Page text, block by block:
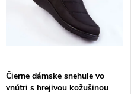
Čierne dámske snehule vo
vnútri s hrejivou kožušinou